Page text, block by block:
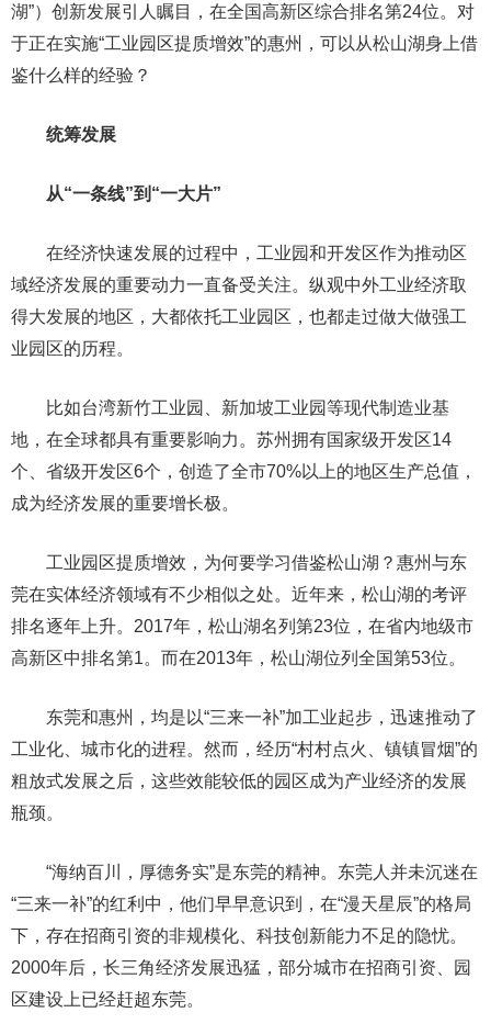
湖”）创新发展引人瞩目，在全国高新区综合排名第24位。对
于正在实施“工业园区提质增效”的惠州，可以从松山湖身上借
鉴什么样的经验？
统筹发展
从“一条线”到“一大片”
在经济快速发展的过程中，工业园和开发区作为推动区
域经济发展的重要动力一直备受关注。纵观中外工业经济取
得大发展的地区，大都依托工业园区，也都走过做大做强工
业园区的历程。
比如台湾新竹工业园、新加坡工业园等现代制造业基
地，在全球都具有重要影响力。苏州拥有国家级开发区14
个、省级开发区6个，创造了全市70%以上的地区生产总值，
成为经济发展的重要增长极。
工业园区提质增效，为何要学习借鉴松山湖？惠州与东
莞在实体经济领域有不少相似之处。近年来，松山湖的考评
排名逐年上升。2017年，松山湖名列第23位，在省内地级市
高新区中排名第1。而在2013年，松山湖位列全国第53位。
东莞和惠州，均是以“三来一补”加工业起步，迅速推动了
工业化、城市化的进程。然而，经历“村村点火、镇镇冒烟”的
粗放式发展之后，这些效能较低的园区成为产业经济的发展
瓶颈。
“海纳百川，厚德务实”是东莞的精神。东莞人并未沉迷在
“三来一补”的红利中，他们早早意识到，在“漫天星辰”的格局
下，存在招商引资的非规模化、科技创新能力不足的隐忧。
2000年后，长三角经济发展迅猛，部分城市在招商引资、园
区建设上已经赶超东莞。